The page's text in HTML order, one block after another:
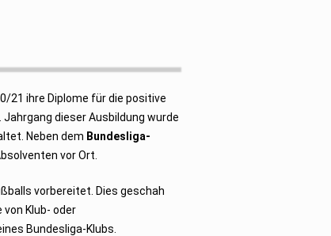
21 ihre Diplome für die positive
dieser Ausbildung wurde
Neben dem Bundesliga-
vor Ort.
vorbereitet. Dies geschah
Klub- oder
Bundesliga-Klubs.